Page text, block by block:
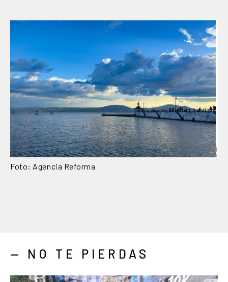
Foto: Agencia Reforma
— NO TE PIERDAS